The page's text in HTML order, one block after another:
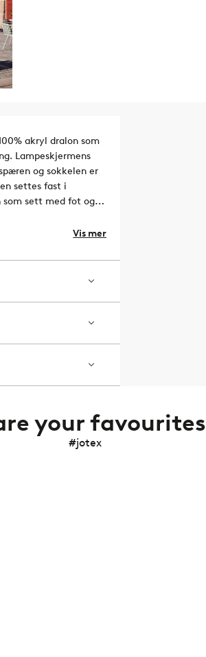
akryl dralon som
Lampeskjermens
og sokkelen er
settes fast i
som sett med fot og
Vis mer
your favourites
#jotex